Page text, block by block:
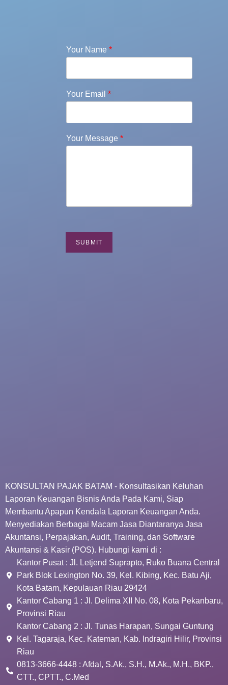
Your Name *
Your Email *
Your Message *
SUBMIT
KONSULTAN PAJAK BATAM - Konsultasikan Keluhan
Laporan Keuangan Bisnis Anda Pada Kami, Siap
Membantu Apapun Kendala Laporan Keuangan Anda.
Menyediakan Berbagai Macam Jasa Diantaranya Jasa
Akuntansi, Perpajakan, Audit, Training, dan Software
Akuntansi & Kasir (POS). Hubungi kami di :
Kantor Pusat : Jl. Letjend Suprapto, Ruko Buana Central
Park Blok Lexington No. 39, Kel. Kibing, Kec. Batu Aji,
Kota Batam, Kepulauan Riau 29424
Kantor Cabang 1 : Jl. Delima XII No. 08, Kota Pekanbaru,
Provinsi Riau
Kantor Cabang 2 : Jl. Tunas Harapan, Sungai Guntung
Kel. Tagaraja, Kec. Kateman, Kab. Indragiri Hilir, Provinsi
Riau
0813-3666-4448 : Afdal, S.Ak., S.H., M.Ak., M.H., BKP.,
CTT., CPTT., C.Med